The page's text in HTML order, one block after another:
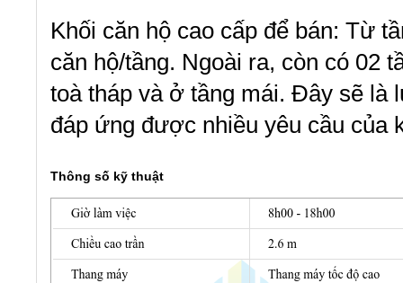
Khối căn hộ cao cấp để bán: Từ
căn hộ/tầng. Ngoài ra, còn có 02
toà tháp và ở tầng mái. Đây sẽ là
đáp ứng được nhiều yêu cầu của
Thông số kỹ thuật